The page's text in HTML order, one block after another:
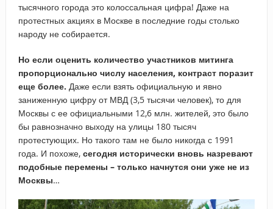
тысячного города это колоссальная цифра! Даже на
протестных акциях в Москве в последние годы столько
народу не собирается.
Но если оценить количество участников митинга
пропорционально числу населения, контраст поразит
еще более. Даже если взять официальную и явно
заниженную цифру от МВД (3,5 тысячи человек), то для
Москвы с ее официальными 12,6 млн. жителей, это было
бы равнозначно выходу на улицы 180 тысяч
протестующих. Но такого там не было никогда с 1991
года. И похоже, сегодня исторически вновь назревают
подобные перемены – только начнутся они уже не из
Москвы…